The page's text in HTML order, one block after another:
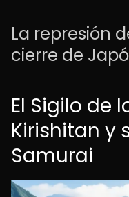
La represión
cierre de
El Sigilo de
Kirishitan y
Samurai